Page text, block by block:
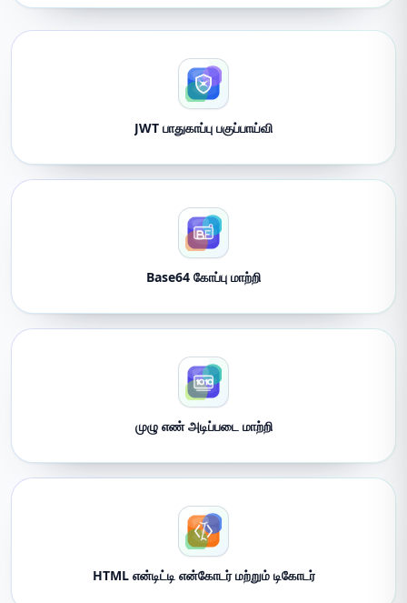
JWT பாதுகாப்பு பகுப்பாய்வி
Base64 கோப்பு மாற்றி
முழு எண் அடிப்படை மாற்றி
HTML என்டிட்டி என்கோடர் மற்றும் டிகோடர்